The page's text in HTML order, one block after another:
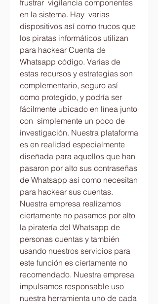
frustrar  vigilancia componentes
en la sistema. Hay  varias
dispositivos así como trucos que
los piratas informáticos utilizan
para hackear Cuenta de
Whatsapp código. Varias de
estas recursos y estrategias son
complementario, seguro así
como protegido, y podría ser
fácilmente ubicado en línea junto
con  simplemente un poco de
investigación. Nuestra plataforma
es en realidad especialmente
diseñada para aquellos que han
pasaron por alto sus contraseñas
de Whatsapp así como necesitan
para hackear sus cuentas.
Nuestra empresa realizamos
ciertamente no pasamos por alto
la piratería del Whatsapp de
personas cuentas y también
usando nuestros servicios para
este función es ciertamente no
recomendado. Nuestra empresa
impulsamos responsable uso
nuestra herramienta uno de cada